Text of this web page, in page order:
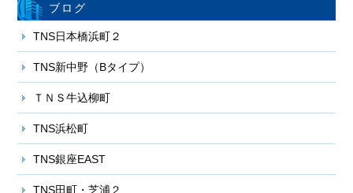
ブログ
TNS日本橋浜町２
TNS新中野（Bタイプ）
ＴＮＳ牛込柳町
TNS浜松町
TNS銀座EAST
TNS田町・芝浦２